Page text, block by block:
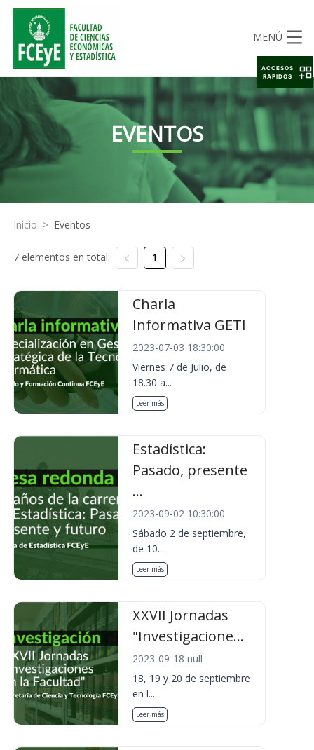
MENÚ
EVENTOS
Inicio > Eventos
7 elementos en total: 1
Charla
Informativa GETI
2023-07-03 18:30:00
Viernes 7 de Julio, de
18.30 a...
Leer más
Estadística:
Pasado, presente
...
2023-09-02 10:30:00
Sábado 2 de septiembre,
de 10....
Leer más
XXVII Jornadas
"Investigacione...
2023-09-18 null
18, 19 y 20 de septiembre
en l...
Leer más
ACCESOS
RAPIDOS